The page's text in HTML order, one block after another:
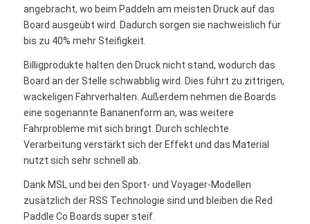
angebracht, wo beim Paddeln am meisten Druck auf das
Board ausgeübt wird. Dadurch sorgen sie nachweislich für
bis zu 40% mehr Steifigkeit.
Billigprodukte halten den Druck nicht stand, wodurch das
Board an der Stelle schwabblig wird. Dies führt zu zittrigen,
wackeligen Fahrverhalten. Außerdem nehmen die Boards
eine sogenannte Bananenform an, was weitere
Fahrprobleme mit sich bringt. Durch schlechte
Verarbeitung verstärkt sich der Effekt und das Material
nutzt sich sehr schnell ab.
Dank MSL und bei den Sport- und Voyager-Modellen
zusätzlich der RSS Technologie sind und bleiben die Red
Paddle Co Boards super steif.